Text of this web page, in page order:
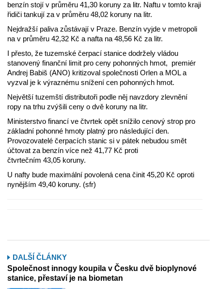
benzín stojí v průměru 41,30 koruny za litr. Naftu v tomto kraji
řidiči tankují za v průměru 48,02 koruny na litr.
Nejdražší paliva zůstávají v Praze. Benzín vyjde v metropoli
na v průměru 42,32 Kč a nafta na 48,56 Kč za litr.
I přesto, že tuzemské čerpací stanice dodržely vládou
stanovený finanční limit pro ceny pohonných hmot, premiér
Andrej Babiš (ANO) kritizoval společnosti Orlen a MOL a
vyzval je k výraznému snížení cen pohonných hmot.
Největší tuzemští distributoři podle něj navzdory zlevnění
ropy na trhu zvýšili ceny o dvě koruny na litr.
Ministerstvo financí ve čtvrtek opět snížilo cenový strop pro
základní pohonné hmoty platný pro následující den.
Provozovatelé čerpacích stanic si v pátek nebudou smět
účtovat za benzín více než 41,77 Kč proti
čtvrtečním 43,05 koruny.
U nafty bude maximální povolená cena činit 45,20 Kč oproti
nynějším 49,40 koruny. (sfr)
DALŠÍ ČLÁNKY
Společnost innogy koupila v Česku dvě bioplynové
stanice, přestaví je na biometan